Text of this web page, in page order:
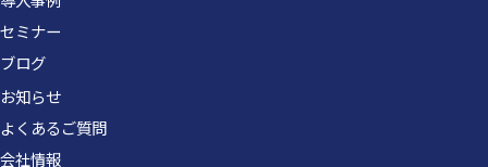
セミナー
ブログ
お知らせ
よくあるご質問
会社情報